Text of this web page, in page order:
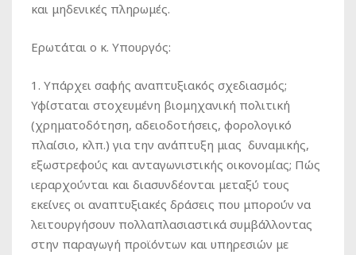
και μηδενικές πληρωμές.
Ερωτάται ο κ. Υπουργός:
1. Υπάρχει σαφής αναπτυξιακός σχεδιασμός;
Υφίσταται στοχευμένη βιομηχανική πολιτική
(χρηματοδότηση, αδειοδοτήσεις, φορολογικό
πλαίσιο, κλπ.) για την ανάπτυξη μιας δυναμικής,
εξωστρεφούς και ανταγωνιστικής οικονομίας; Πώς
ιεραρχούνται και διασυνδέονται μεταξύ τους
εκείνες οι αναπτυξιακές δράσεις που μπορούν να
λειτουργήσουν πολλαπλασιαστικά συμβάλλοντας
στην παραγωγή προϊόντων και υπηρεσιών με